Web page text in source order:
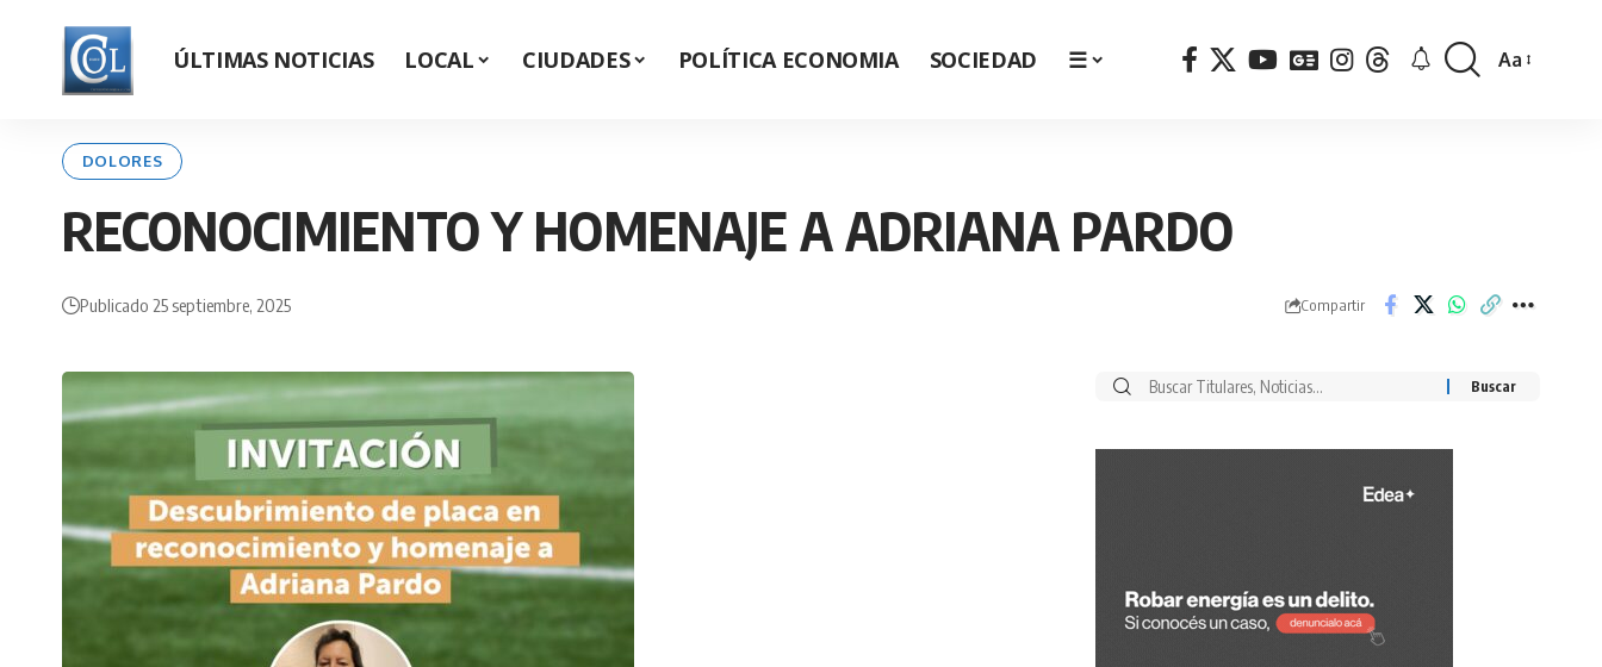
ÚLTIMAS NOTICIAS LOCAL CIUDADES POLÍTICA ECONOMIA SOCIEDAD ☰
Font
Aa
DOLORES
RECONOCIMIENTO Y HOMENAJE A ADRIANA PARDO
Publicado 25 septiembre, 2025 Compartir
Buscar